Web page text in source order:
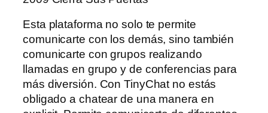
Esta plataforma no solo te permite
comunicarte con los demás, sino también
comunicarte con grupos realizando
llamadas en grupo y de conferencias para
más diversión. Con TinyChat no estás
obligado a chatear de una manera en